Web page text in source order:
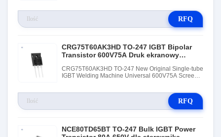
RFQ
CRG75T60AK3HD TO-247 IGBT Bipolar
Transistor 600V75A Druk ekranowy
CRG75T60AK3HD TO-247 New Original Single-tube
IGBT Welding Machine Universal 600V75A Screen
RFQ
NCE80TD65BT TO-247 Bulk IGBT Power